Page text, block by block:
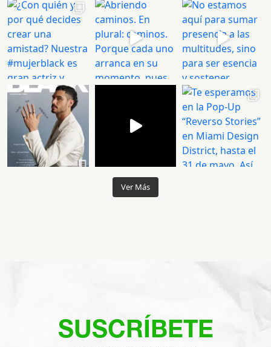
Ver Más
SUSCRÍBETE